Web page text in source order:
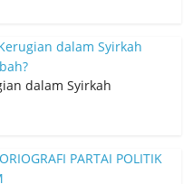
dalam Syirkah